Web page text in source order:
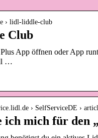
› lidl-liddle-club
Club
App öffnen oder App
…
› SelfServiceDE ›
ich mich für den